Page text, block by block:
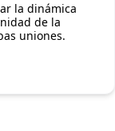
la dinámica
de la
uniones.